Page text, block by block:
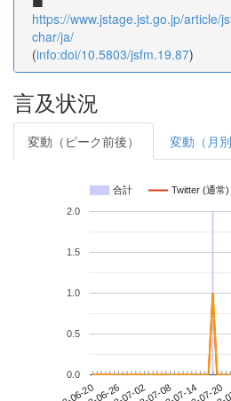
https://www.jstage.jst.go.jp/article/
char/ja/
(info:doi/10.5803/jsfm.19.87)
言及状況
変動（ピーク前後） 変動（月別
合計 Twitter (通常)
0.0
0.5
1.0
1.5
2.0